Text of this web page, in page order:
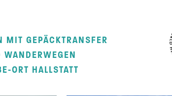
GEPÄCKTRANSFER
ORT HALLSTATT